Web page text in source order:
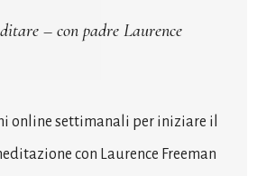
– con padre Laurence
online settimanali per iniziare il
con Laurence Freeman